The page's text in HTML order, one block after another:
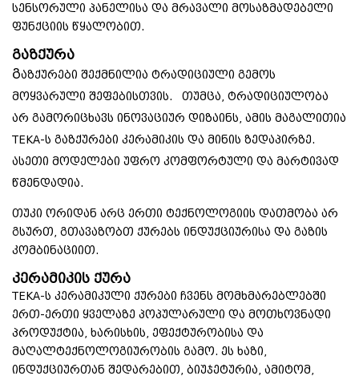
სენსორული პანელისა და მრავალი მოსაზმადებელი
ფუნქციის წყალობით.
გაზქურა
გაზქურები შექმნილია ტრადიციული გემოს
მოყვარული შეფებისთვის. თუმცა, ტრადიციულობა
არ გამორიცხავს ინოვაციურ დიზაინს, ამის მაგალითია
TEKA-ს გაზქურები კერამიკის და მინის ზედაპირზე.
ასეთი მოდელები უფრო კომფორტული და მარტივად
წმენდადია.
თუკი ორიდან არც ერთი ტექნოლოგიის დათმობა არ
გსურთ, გთავაზობთ ქურებს ინდუქციურისა და გაზის
კომბინაციით.
კერამიკის ქურა
TEKA-ს კერამიკული ქურები ჩვენს მომხმარებლებში
ერთ-ერთი ყველაზე პოპულარული და მოთხოვნადი
პროდუქტია, ხარისხის, ეფექტურობისა და
მაღალტექნოლოგიურობის გამო. ეს ხაზი,
ინდუქციურთან შედარებით, ბიუჯეტურია, ამიტომ,